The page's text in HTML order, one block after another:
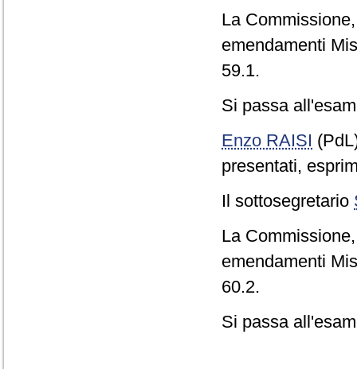
La
emendamenti
59.1.
Si passa
Enzo RAISI
presentati,
Il sottosegretario
La
emendamenti
60.2.
Si passa